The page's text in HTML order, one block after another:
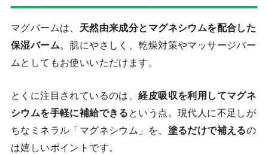
マグバームは、 天然由来成分とマグネシウムを配合した
保湿バーム。肌にやさしく、乾燥対策やマッサージバー
ムとしてもお使いいただけます。
とくに注目されているのは、経皮吸収を利用してマグネ
シウムを手軽に補給できる という点。現代人に不足しが
ちなミネラル「マグネシウム」を、 塗るだけで補えるの
は嬉しいポイントです。